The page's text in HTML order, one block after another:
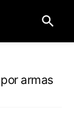
armas